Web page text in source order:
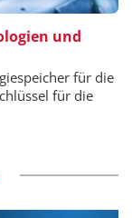
und
für die
für die